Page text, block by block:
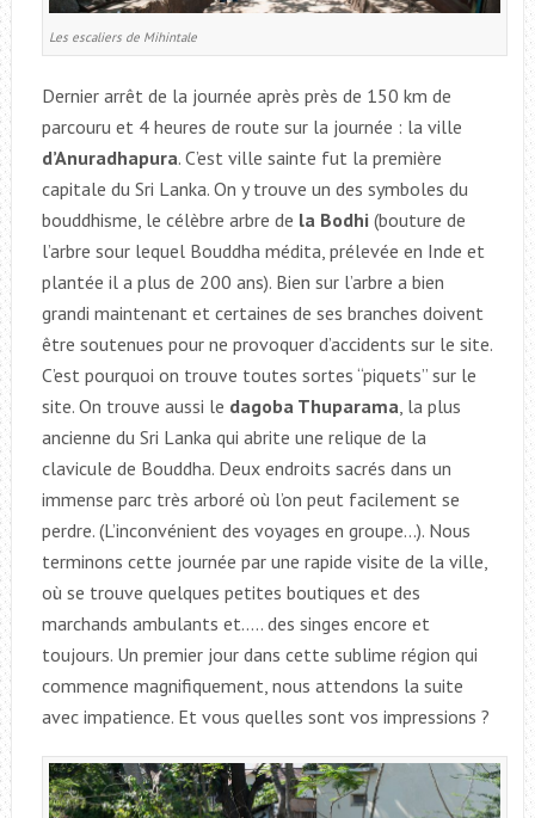
Les escaliers de Mihintale
Dernier arrêt de la journée après près de 150 km de
parcouru et 4 heures de route sur la journée : la ville
d’Anuradhapura. C’est ville sainte fut la première
capitale du Sri Lanka. On y trouve un des symboles du
bouddhisme, le célèbre arbre de la Bodhi(bouture de
l’arbre sour lequel Bouddha médita, prélevée en Inde et
plantée il a plus de 200 ans). Bien sur l’arbre a bien
grandi maintenant et certaines de ses branches doivent
être soutenues pour ne provoquer d’accidents sur le site.
C’est pourquoi on trouve toutes sortes “piquets” sur le
site. On trouve aussi le dagoba Thuparama , la plus
ancienne du Sri Lanka qui abrite une relique de la
clavicule de Bouddha. Deux endroits sacrés dans un
immense parc très arboré où l’on peut facilement se
perdre. (L’inconvénient des voyages en groupe…). Nous
terminons cette journée par une rapide visite de la ville,
où se trouve quelques petites boutiques et des
marchands ambulants et….. des singes encore et
toujours. Un premier jour dans cette sublime région qui
commence magnifiquement, nous attendons la suite
avec impatience. Et vous quelles sont vos impressions ?